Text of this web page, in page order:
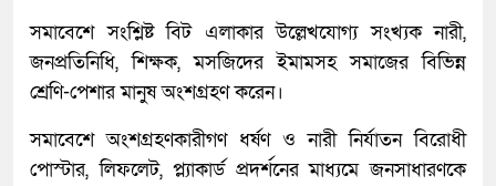
সমাবেশে সংশ্লিষ্ট বিট এলাকার উল্লেখযোগ্য সংখ্যক নারী,
জনপ্রতিনিধি, শিক্ষক, মসজিদের ইমামসহ সমাজের বিভিন্ন
শ্রেণি-পেশার মানুষ অংশগ্রহণ করেন।
সমাবেশে অংশগ্রহণকারীগণ ধর্ষণ ও নারী নির্যাতন বিরোধী
পোস্টার, লিফলেট, প্ল্যাকার্ড প্রদর্শনের মাধ্যমে জনসাধারণকে